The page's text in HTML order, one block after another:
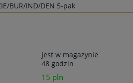
BUR/IND/DEN 5-pak
jest w magazynie
48 godzin
15 pln